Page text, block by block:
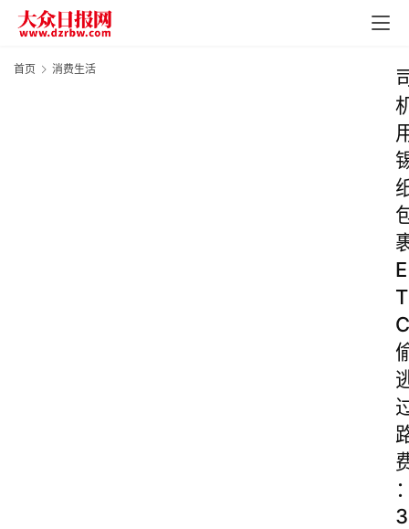
首页 消费生活
E
T
C
3